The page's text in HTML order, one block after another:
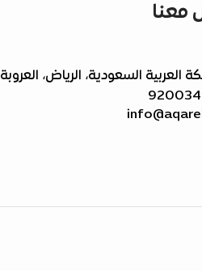
معنا
العربية السعودية، الرياض، العروبة